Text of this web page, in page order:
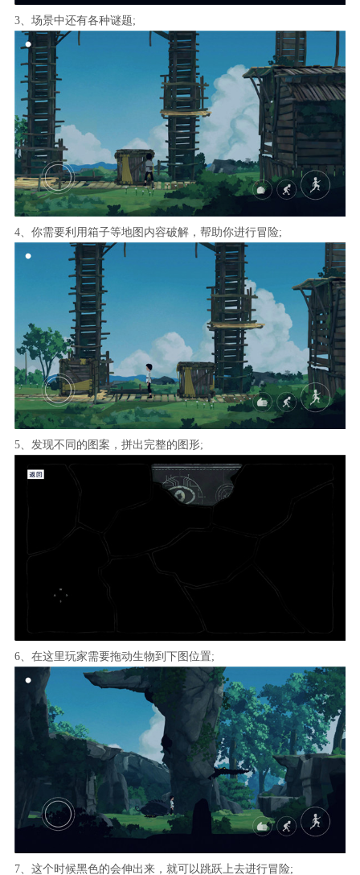
3、场景中还有各种谜题;
4、你需要利用箱子等地图内容破解，帮助你进行冒险;
5、发现不同的图案，拼出完整的图形;
6、在这里玩家需要拖动生物到下图位置;
7、这个时候黑色的会伸出来，就可以跳跃上去进行冒险;